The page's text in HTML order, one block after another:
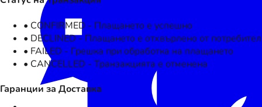
• CONFIRMED - Плащането е успешно
• DECLINED - Плащането е отхвърлено от
• FAILED - Грешка при обработка на плащането
• CANCELLED - Транзакцията е отменена
Гаранции за Доставка